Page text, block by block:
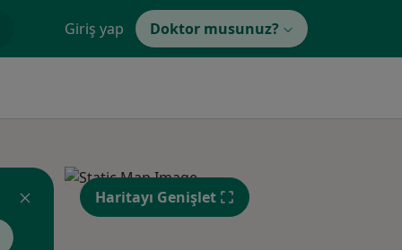
Giriş yap Doktor musunuz?
Haritayı Genişlet